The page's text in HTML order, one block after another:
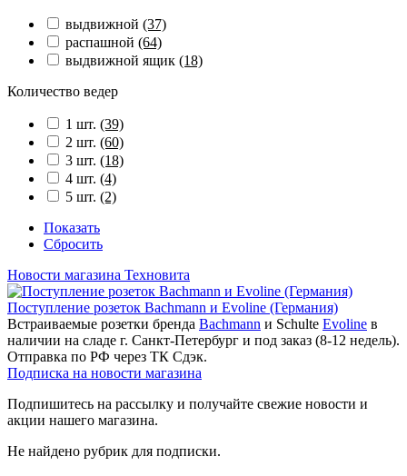
выдвижной (37)
распашной (64)
выдвижной ящик (18)
Количество ведер
1 шт. (39)
2 шт. (60)
3 шт. (18)
4 шт. (4)
5 шт. (2)
Показать
Сбросить
Новости магазина Техновита
Поступление розеток Bachmann и Evoline (Германия)
Встраиваемые розетки бренда Bachmann и Schulte Evoline в
наличии на сладе г. Санкт-Петербург и под заказ (8-12 недель).
Отправка по РФ через ТК Сдэк.
Подписка на новости магазина
Подпишитесь на рассылку и получайте свежие новости и
акции нашего магазина.
Не найдено рубрик для подписки.